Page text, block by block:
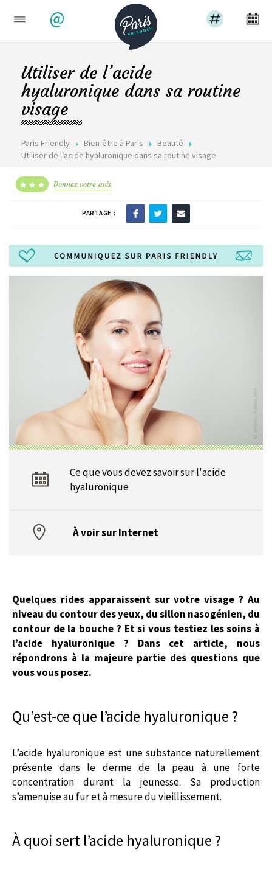
@
Paris Friendly Bien-être à Paris
Beauté
Utiliser de l’acide hyaluronique dans sa routine visage
Utiliser de l’acide
hyaluronique dans sa routine
visage
Donnez votre avis
PARTAGE :
Ce que vous devez savoir sur l'acide
hyaluronique
À voir sur Internet
Quelques rides apparaissent sur votre visage ? Au
niveau du contour des yeux, du sillon nasogénien, du
contour de la bouche ? Et si vous testiez les soins à
l’acide hyaluronique ? Dans cet article, nous
répondrons à la majeure partie des questions que
vous vous posez.
Qu’est-ce que l’acide hyaluronique ?
L’acide hyaluronique est une substance naturellement
présente dans le derme de la peau à une forte
concentration durant la jeunesse. Sa production
s’amenuise au fur et à mesure du vieillissement.
À quoi sert l’acide hyaluronique ?